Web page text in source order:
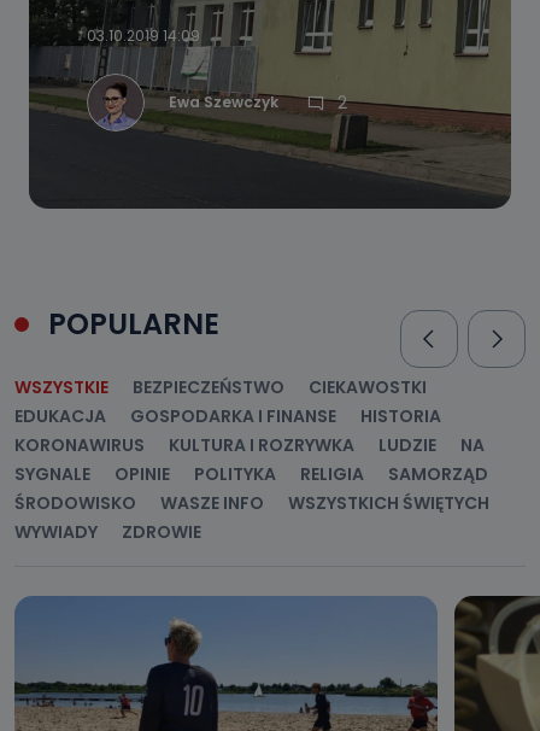
03.10.2019 14:09
Ewa Szewczyk 2
POPULARNE
WSZYSTKIE BEZPIECZEŃSTWO
CIEKAWOSTKI
EDUKACJA
GOSPODARKA I FINANSE
HISTORIA
KORONAWIRUS
KULTURA I ROZRYWKA LUDZIE
NA
SYGNALE
OPINIE POLITYKA RELIGIA
SAMORZĄD
ŚRODOWISKO
WASZE INFO
WSZYSTKICH ŚWIĘTYCH
WYWIADY
ZDROWIE